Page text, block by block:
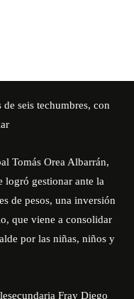
seis techumbres, con
Tomás Orea Albarrán,
logró gestionar ante la
de pesos, una inversión
que viene a consolidar
por las niñas, niños y
Fray Diego